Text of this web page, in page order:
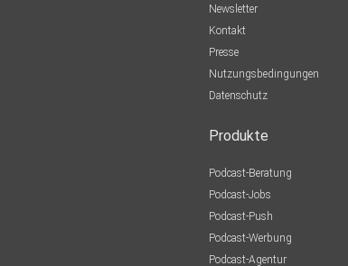
Newsletter
Kontakt
Presse
Nutzungsbedingungen
Datenschutz
Produkte
Podcast-Beratung
Podcast-Jobs
Podcast-Push
Podcast-Werbung
Podcast-Agentur